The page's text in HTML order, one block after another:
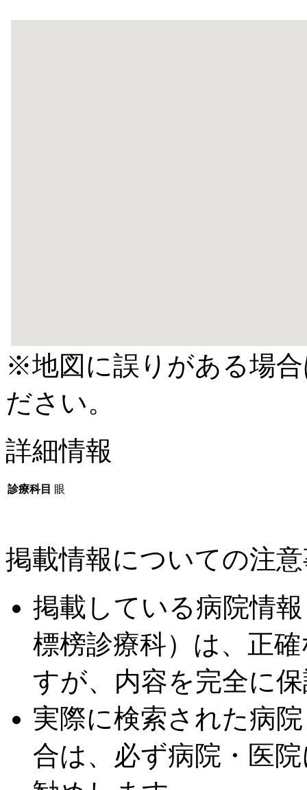
※地図に誤りがある場
ださい。
詳細情報
診療科目 眼
掲載情報についての注
掲載している病院情
標榜診療科）は、正
すが、内容を完全に
実際に検索された病
合は、必ず病院・医